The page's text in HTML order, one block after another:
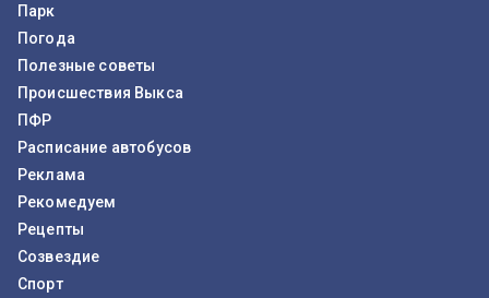
Парк
Погода
Полезные советы
Происшествия Выкса
ПФР
Расписание автобусов
Реклама
Рекомедуем
Рецепты
Созвездие
Спорт